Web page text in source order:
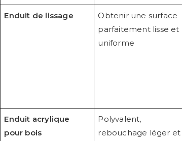
Enduit de lissage
Obtenir une surface
parfaitement lisse et
uniforme
Enduit acrylique
pour bois
Polyvalent,
rebouchage léger et